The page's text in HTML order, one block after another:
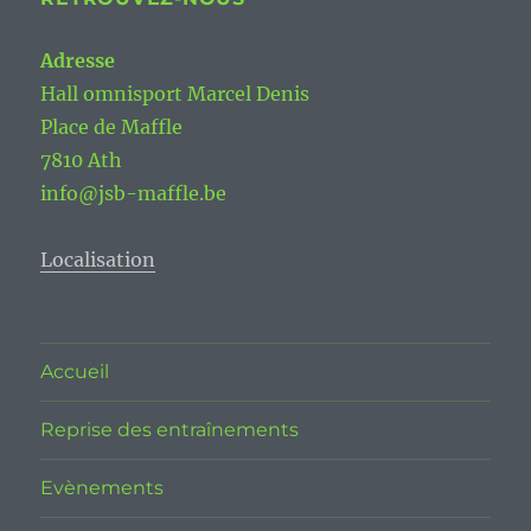
Adresse
Hall omnisport Marcel Denis
Place de Maffle
7810 Ath
info@jsb-maffle.be
Localisation
Accueil
Reprise des entraînements
Evènements